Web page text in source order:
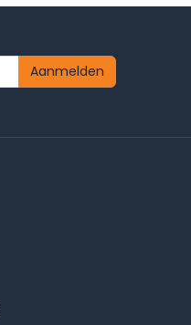
Aanmelden